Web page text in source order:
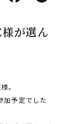
が選ん
。
加予定でした